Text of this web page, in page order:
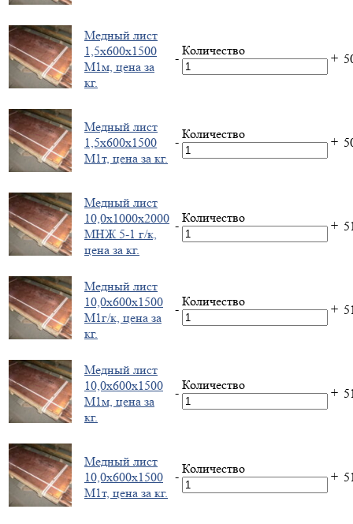
Медный лист
1,5х600х1500
М1м, цена за
кг.
-
Количество
+
Медный лист
1,5х600х1500
М1т, цена за кг.
-
Количество
+
Медный лист
10,0х1000х2000
МНЖ 5-1 г/к,
цена за кг.
-
Количество
+
Медный лист
10,0х600х1500
М1г/к, цена за
кг.
-
Количество
+
Медный лист
10,0х600х1500
М1м, цена за
кг.
-
Количество
+
Медный лист
10,0х600х1500
М1т, цена за кг.
-
Количество
+